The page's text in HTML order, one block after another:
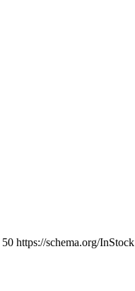
50 https://schema.org/InStock